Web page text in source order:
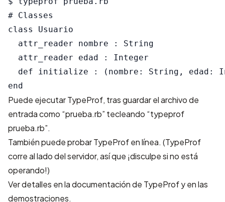
# Classes
class Usuario
  attr_reader nombre : String
  attr_reader edad : Integer
def initialize : (nombre: String, edad:
Puede ejecutar TypeProf, tras guardar el archivo de
entrada como “prueba.rb” tecleando “typeprof
prueba.rb”.
También puedeprobar TypeProf en línea. (TypeProf
corre al lado del servidor, así que ¡disculpe si no está
operando!)
Ver detalles enla documentación de TypeProfy enlas
demostraciones.